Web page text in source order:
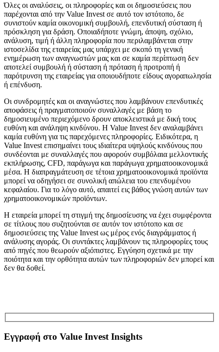
Όλες οι αναλύσεις, οι πληροφορίες και οι δημοσιεύσεις που
παρέχονται από την Value Invest σε αυτό τον ιστότοπο, δε
συνιστούν καμία οικονομική συμβουλή, επενδυτική σύσταση ή
πρόσκληση για δράση. Οποιαδήποτε γνώμη, άποψη, σχόλιο,
ανάλυση, τιμή ή άλλη πληροφορία που περιλαμβάνεται στην
ιστοσελίδα της εταιρείας μας υπάρχει με σκοπό τη γενική
ενημέρωση των αναγνωστών μας και σε καμία περίπτωση δεν
αποτελεί συμβουλή ή σύσταση ή πρόταση ή προτροπή ή
παρότρυνση της εταιρείας για οποιουδήποτε είδους αγοραπωλησία
ή επένδυση.
Οι συνδρομητές και οι αναγνώστες που λαμβάνουν επενδυτικές
αποφάσεις ή πραγματοποιούν συναλλαγές με βάση το
δημοσιευμένο περιεχόμενο δρουν αποκλειστικά με δική τους
ευθύνη και ανάληψη κινδύνου. Η Value Invest δεν αναλαμβάνει
καμία ευθύνη για τις παρεχόμενες πληροφορίες. Ειδικότερα, η
Value Invest επισημαίνει τους ιδιαίτερα υψηλούς κινδύνους που
συνδέονται με συναλλαγές που αφορούν συμβόλαια μελλοντικής
εκπλήρωσης, CFD, παράγωγα και παράγωγα χρηματοοικονομικά
μέσα. Η διαπραγμάτευση σε τέτοια χρηματοοικονομικά προϊόντα
μπορεί να οδηγήσει σε συνολική απώλεια του επενδυμένου
κεφαλαίου. Για το λόγο αυτό, απαιτεί εις βάθος γνώση αυτών των
χρηματοοικονομικών προϊόντων.
Η εταιρεία μπορεί τη στιγμή της δημοσίευσης να έχει συμφέροντα
σε τίτλους που συζητούνται σε αυτόν τον ιστότοπο και σε
δημοσιεύσεις της Value Invest ως μέρος ενός διαγράμματος ή
ανάλυσης αγοράς. Οι συντάκτες λαμβάνουν τις πληροφορίες τους
από πηγές που θεωρούν αξιόπιστες. Εγγύηση σχετικά με την
ποιότητα και την ορθότητα αυτών των πληροφοριών δεν μπορεί και
δεν θα δοθεί.
Εγγραφή στο Value Invest Insights